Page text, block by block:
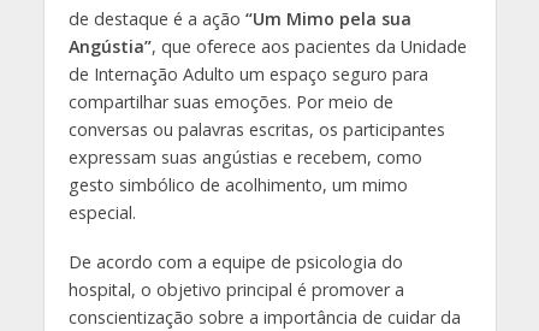
de destaque é a ação “Um Mimo pela sua
Angústia”, que oferece aos pacientes da Unidade
de Internação Adulto um espaço seguro para
compartilhar suas emoções. Por meio de
conversas ou palavras escritas, os participantes
expressam suas angústias e recebem, como
gesto simbólico de acolhimento, um mimo
especial.
De acordo com a equipe de psicologia do
hospital, o objetivo principal é promover a
conscientização sobre a importância de cuidar da